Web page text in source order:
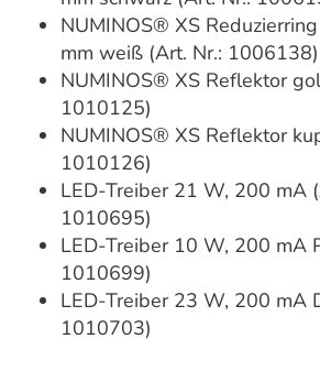
NUMINOS® XS
mm weiß (Art. Nr.: 1006138)
NUMINOS® XS Reflektor
1010125)
NUMINOS® XS Reflektor
1010126)
LED-Treiber 21 W, 200 mA
1010695)
LED-Treiber 10 W, 200 mA
1010699)
LED-Treiber 23 W, 200 mA
1010703)